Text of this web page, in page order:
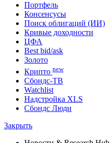
Портфель
Консенсусы
Поиск облигаций (ИИ)
Кривые доходности
ЦФА
Best bid/ask
Золото
Крипто new
Сбондс-ТВ
Watchlist
Надстройка XLS
Сбондс Люди
Закрыть